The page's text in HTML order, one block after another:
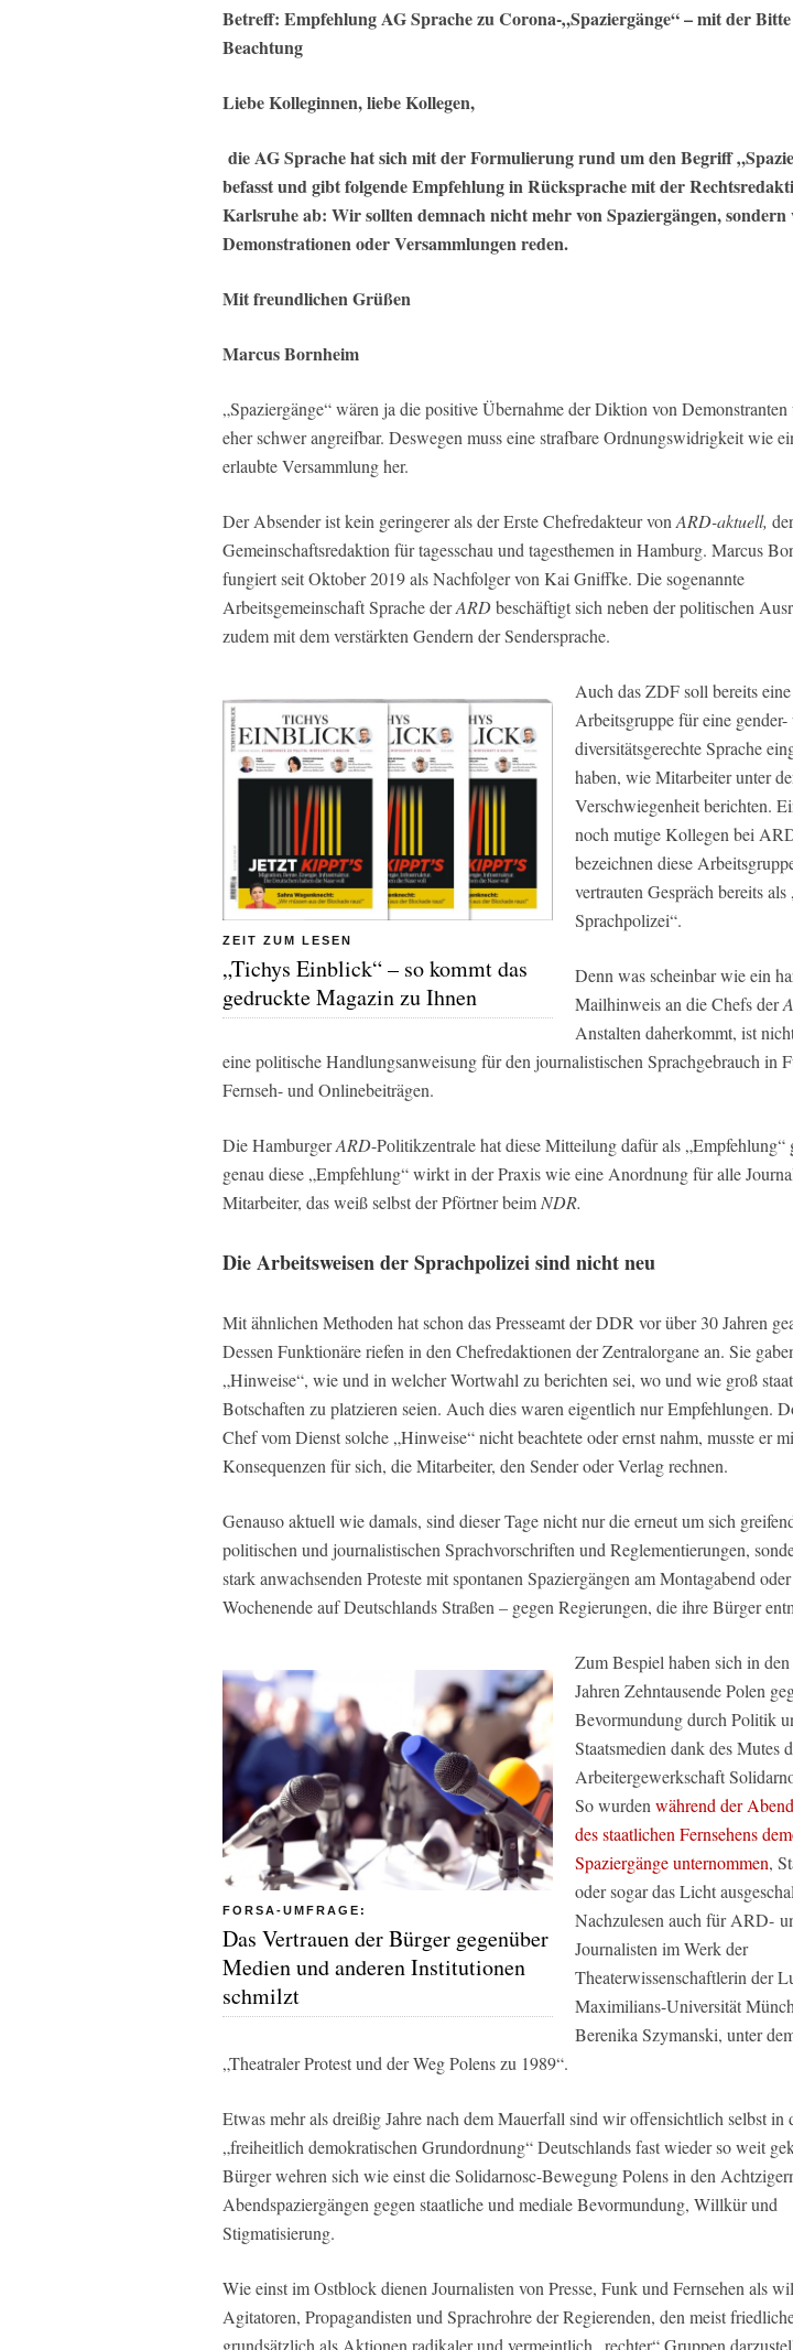
Betreff: Empfehlung AG Sprache zu Corona-„Spaziergänge“ – mit der
Beachtung
Liebe Kolleginnen, liebe Kollegen,
die AG Sprache hat sich mit der Formulierung rund um den Begriff
befasst und gibt folgende Empfehlung in Rücksprache mit der
Karlsruhe ab: Wir sollten demnach nicht mehr von Spaziergängen, sondern
Demonstrationen oder Versammlungen reden.
Mit freundlichen Grüßen
Marcus Bornheim
„Spaziergänge“ wären ja die positive Übernahme der Diktion von
eher schwer angreifbar. Deswegen muss eine strafbare Ordnungswidrigkeit wie
erlaubte Versammlung her.
Der Absender ist kein geringerer als der Erste Chefredakteur von ARD-aktuell, der
Gemeinschaftsredaktion fürtagesschau und tagesthemen in Hamburg. Marcus
fungiert seit Oktober 2019 als Nachfolger von Kai Gniffke. Die sogenannte
Arbeitsgemeinschaft Sprache derARDbeschäftigt sich neben der politischen
zudem mit dem verstärkten Gendern der Sendersprache.
ZEIT ZUM LESEN
„Tichys Einblick“ – so kommt das
gedruckte Magazin zu Ihnen
Auch dasZDFsoll bereits eine
Arbeitsgruppe für eine
diversitätsgerechte Sprache
haben, wie Mitarbeiter unter
Verschwiegenheit berichten.
noch mutige Kollegen bei
bezeichnen diese
vertrauten Gespräch bereits als
Sprachpolizei“.
Denn was scheinbar wie ein
Mailhinweis an die Chefs der
Anstalten daherkommt, ist
eine politische Handlungsanweisung für den journalistischen Sprachgebrauch in
Fernseh- und Onlinebeiträgen.
Die HamburgerARD-Politikzentrale hat diese Mitteilung dafür als „Empfehlung“
genau diese „Empfehlung“ wirkt in der Praxis wie eine Anordnung für alle
Mitarbeiter, das weiß selbst der Pförtner beim NDR.
Die Arbeitsweisen der Sprachpolizei sind nicht neu
Mit ähnlichen Methoden hat schon das Presseamt der DDR vor über 30 Jahren
Dessen Funktionäre riefen in den Chefredaktionen der Zentralorgane an. Sie
„Hinweise“, wie und in welcher Wortwahl zu berichten sei, wo und wie groß
Botschaften zu platzieren seien. Auch dies waren eigentlich nur Empfehlungen.
Chef vom Dienst solche „Hinweise“ nicht beachtete oder ernst nahm, musste er
Konsequenzen für sich, die Mitarbeiter, den Sender oder Verlag rechnen.
Genauso aktuell wie damals, sind dieser Tage nicht nur die erneut um sich
politischen und journalistischen Sprachvorschriften und Reglementierungen,
stark anwachsenden Proteste mit spontanen Spaziergängen am Montagabend
Wochenende auf Deutschlands Straßen – gegen Regierungen, die ihre Bürger
FORSA-UMFRAGE:
Das Vertrauen der Bürger gegenüber
Medien und anderen Institutionen
schmilzt
Zum Bespiel haben sich in
Jahren Zehntausende Polen
Bevormundung durch Politik
Staatsmedien dank des Mutes
Arbeitergewerkschaft
So wurden während der
des staatlichen Fernsehens
Spaziergänge unternommen,
oder sogar das Licht
Nachzulesen auch fürARD-
Journalisten im Werk der
Theaterwissenschaftlerin der
Maximilians-Universität
Berenika Szymanski, unter
„Theatraler Protest und der Weg Polens zu 1989“.
Etwas mehr als dreißig Jahre nach dem Mauerfall sind wir offensichtlich selbst in
„freiheitlich demokratischen Grundordnung“ Deutschlands fast wieder so weit
Bürger wehren sich wie einst die Solidarnosc-Bewegung Polens in den
Abendspaziergängen gegen staatliche und mediale Bevormundung, Willkür und
Stigmatisierung.
Wie einst im Ostblock dienen Journalisten von Presse, Funk und Fernsehen als
Agitatoren, Propagandisten und Sprachrohre der Regierenden, den meist
grundsätzlich als Aktionen radikaler und vermeintlich „rechter“ Gruppen